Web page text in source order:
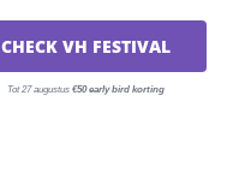
CHECK VH FESTIVAL
Tot 27 augustus€50 early bird korting